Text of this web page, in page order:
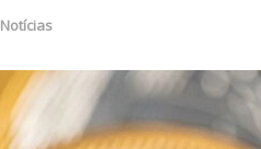
Notícias